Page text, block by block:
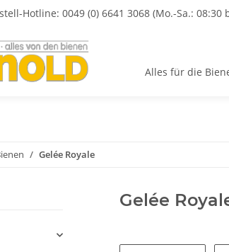
Hotline: 0049 (0) 6641 3068 (Mo.-Sa.: 08:30
Alles für die
Gelée Royale
Gelée